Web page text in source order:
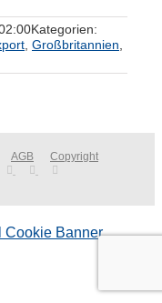
Kategorien:
Großbritannien
AGB
Copyright
Cookie Banner